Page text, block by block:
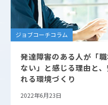
ジョブコーチコラム
発達障害のある人が「
ない」と感じる理由と
れる環境づくり
2022年6月23日